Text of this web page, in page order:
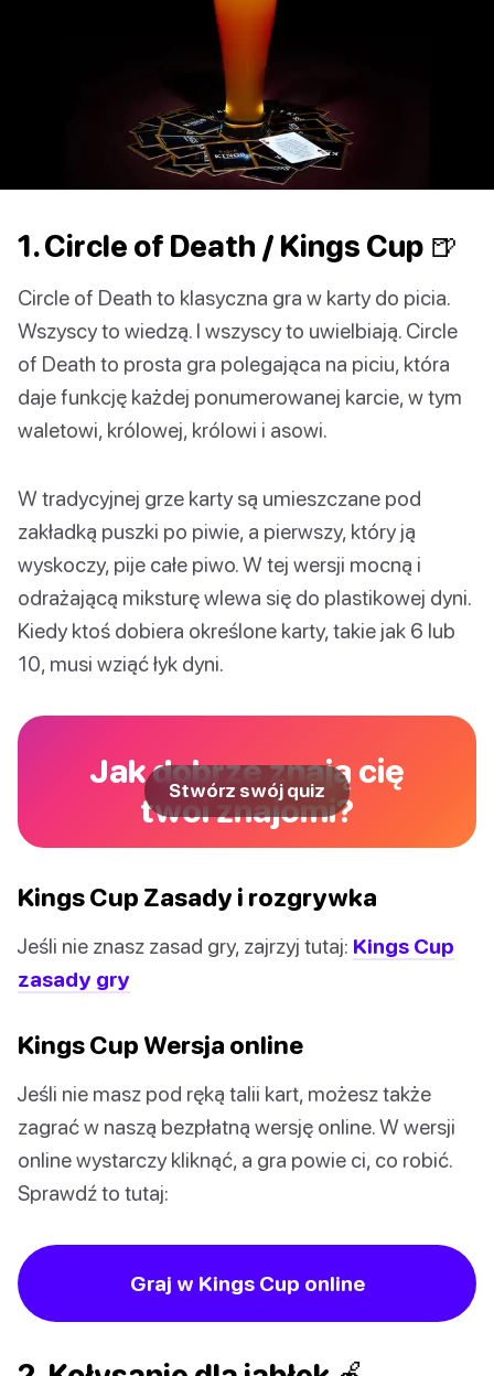
1. Circle of Death / Kings Cup 🍺
Circle of Death to klasyczna gra w karty do picia.
Wszyscy to wiedzą. I wszyscy to uwielbiają. Circle
of Death to prosta gra polegająca na piciu, która
daje funkcję każdej ponumerowanej karcie, w tym
waletowi, królowej, królowi i asowi.
W tradycyjnej grze karty są umieszczane pod
zakładką puszki po piwie, a pierwszy, który ją
wyskoczy, pije całe piwo. W tej wersji mocną i
odrażającą miksturę wlewa się do plastikowej dyni.
Kiedy ktoś dobiera określone karty, takie jak 6 lub
10, musi wziąć łyk dyni.
Jak dobrze znają cię
twoi znajomi?
Stwórz swój quiz
Kings Cup Zasady i rozgrywka
Jeśli nie znasz zasad gry, zajrzyj tutaj: Kings Cup
zasady gry
Kings Cup Wersja online
Jeśli nie masz pod ręką talii kart, możesz także
zagrać w naszą bezpłatną wersję online. W wersji
online wystarczy kliknąć, a gra powie ci, co robić.
Sprawdź to tutaj:
Graj w Kings Cup online